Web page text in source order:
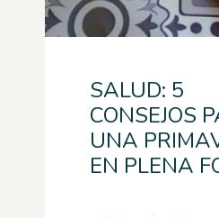
SALUD: 5
CONSEJOS
UNA
EN PLENA